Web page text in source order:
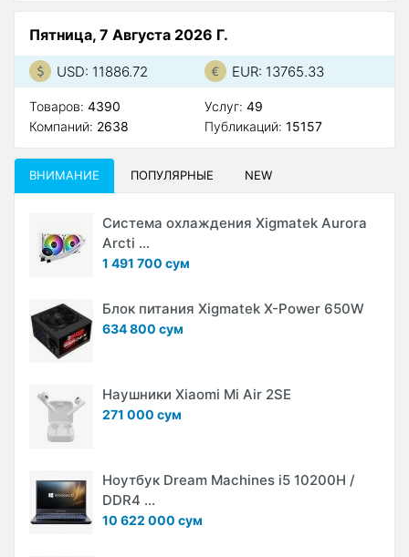
Пятница, 7 Августа 2026 Г.
USD: 11886.72 EUR: 13765.33
Товаров: 4390
Компаний: 2638
Услуг: 49
Публикаций: 15157
ВНИМАНИЕ ПОПУЛЯРНЫЕ NEW
Система охлаждения Xigmatek Aurora
Arcti ...
1 491 700 сум
Блок питания Xigmatek X-Power 650W
634 800 сум
Наушники Xiaomi Mi Air 2SE
271 000 сум
Ноутбук Dream Machines i5 10200H /
DDR4 ...
10 622 000 сум